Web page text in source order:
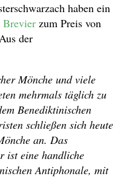
haben ein
Brevier zum Preis von
der
Mönche und viele
mehrmals täglich zu
Benediktinischen
schließen sich heute
an. Das
ist eine handliche
Antiphonale, mit